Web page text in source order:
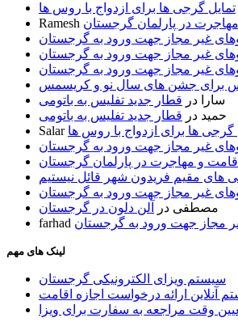
تمایل گرجی ها برای ازدواج با روس ها
Ramesh در پارلمان گرجستان
غیر مجاز جهت ورود به گرجستان
غیر مجاز جهت ورود به گرجستان
غیر مجاز جهت ورود به گرجستان
برای جشن های سال نو و کریسمس
سارا
در قطار جدید تفلیس به باتومی
حمید در قطار جدید تفلیس به باتومی
Salar گرجی ها برای ازدواج با روس ها
غیر مجاز جهت ورود به گرجستان
و مهاجرت در پارلمان گرجستان
های مقیم فریدون شهر قائل نیستیم
غیر مجاز جهت ورود به گرجستان
مصطفی در
آلن دلون در گرجستان
farhad مجاز جهت ورود به گرجستان
لینک های مهم
سیستم ویزای الکترونیکی گرجستان
آنلاین ارائه درخواست اجازه اقامت
وقت مراجعه به سفارت برای ویزا